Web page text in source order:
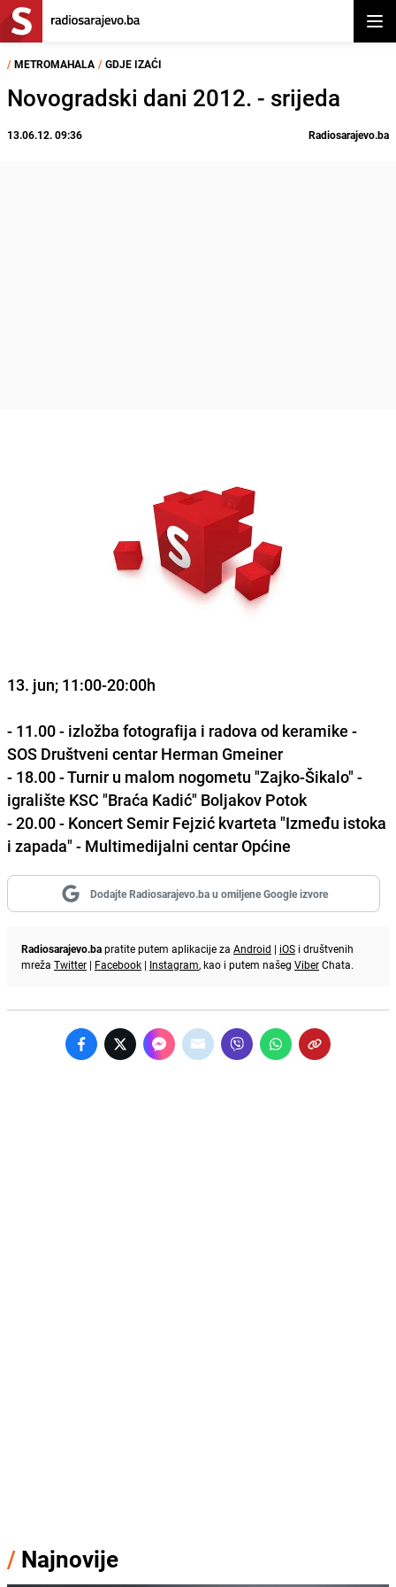
/ METROMAHALA / GDJE IZAĆI
Novogradski dani 2012. - srijeda
13.06.12. 09:36 Radiosarajevo.ba
13. jun; 11:00-20:00h
- 11.00 - izložba fotografija i radova od keramike -
SOS Društveni centar Herman Gmeiner
- 18.00 - Turnir u malom nogometu "Zajko-Šikalo" -
igralište KSC "Braća Kadić" Boljakov Potok
- 20.00 - Koncert Semir Fejzić kvarteta "Između istoka
i zapada" - Multimedijalni centar Općine
Dodajte Radiosarajevo.ba u omiljene Google izvore
Radiosarajevo.bapratite putem aplikacije za Android | iOS i društvenih
mreža Twitter | Facebook | Instagram, kao i putem našeg ViberChata.
/ Najnovije